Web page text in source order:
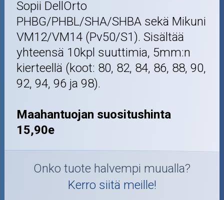
Sopii DellOrto
PHBG/PHBL/SHA/SHBA sekä Mikuni
VM12/VM14 (Pv50/S1). Sisältää
yhteensä 10kpl suuttimia, 5mm:n
kierteellä (koot: 80, 82, 84, 86, 88, 90,
92, 94, 96 ja 98).
Maahantuojan suositushinta
15,90e
Onko tuote halvempi muualla?
Kerro siitä meille!